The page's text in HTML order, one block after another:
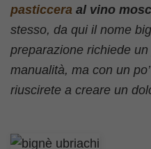
pasticcera al vino
stesso, da qui il nome
preparazione richiede un
manualità, ma con un
riuscirete a creare un